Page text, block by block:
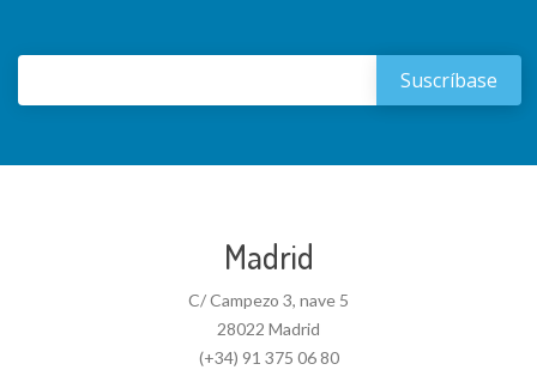
Madrid
C/ Campezo 3, nave 5
28022 Madrid
(+34) 91 375 06 80